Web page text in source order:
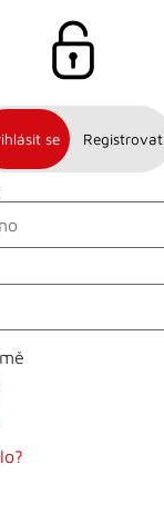
se Registrovat